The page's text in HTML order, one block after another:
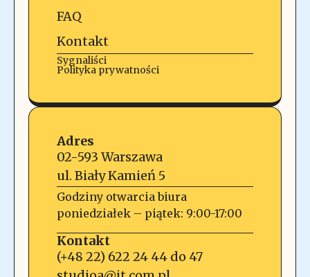
FAQ
Kontakt
Sygnaliści
Polityka prywatności
Adres
02-593 Warszawa
ul. Biały Kamień 5
Godziny otwarcia biura
poniedziałek – piątek: 9:00-17:00
Kontakt
(+48 22) 622 24 44 do 47